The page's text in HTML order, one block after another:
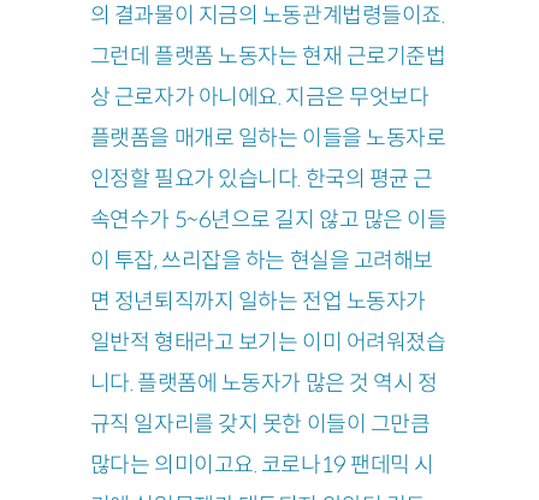
의 결과물이 지금의 노동관계법령들이죠.
그런데 플랫폼 노동자는 현재 근로기준법
상 근로자가 아니에요. 지금은 무엇보다
플랫폼을 매개로 일하는 이들을 노동자로
인정할 필요가 있습니다. 한국의 평균 근
속연수가 5~6년으로 길지 않고 많은 이들
이 투잡, 쓰리잡을 하는 현실을 고려해보
면 정년퇴직까지 일하는 전업 노동자가
일반적 형태라고 보기는 이미 어려워졌습
니다. 플랫폼에 노동자가 많은 것 역시 정
규직 일자리를 갖지 못한 이들이 그만큼
많다는 의미이고요. 코로나19 팬데믹 시